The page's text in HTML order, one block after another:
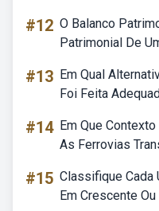
#12 O Balanco
Patrimonial De
#13 Em Qual
Foi Feita
#14 Em Que
As Ferrovias
#15 Classifique Cada
Em Crescente